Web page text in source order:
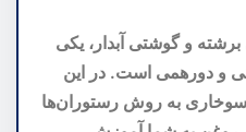
و گوشتی آبدار، یکی
و دورهمی است. در این
به روش رستوران‌ها